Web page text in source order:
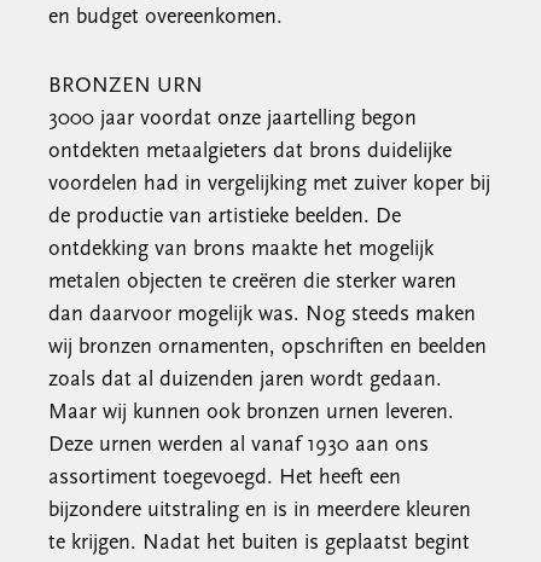
en budget overeenkomen.
BRONZEN URN
3000 jaar voordat onze jaartelling begon
ontdekten metaalgieters dat brons duidelijke
voordelen had in vergelijking met zuiver koper bij
de productie van artistieke beelden. De
ontdekking van brons maakte het mogelijk
metalen objecten te creëren die sterker waren
dan daarvoor mogelijk was. Nog steeds maken
wij bronzen ornamenten, opschriften en beelden
zoals dat al duizenden jaren wordt gedaan.
Maar wij kunnen ook bronzen urnen leveren.
Deze urnen werden al vanaf 1930 aan ons
assortiment toegevoegd. Het heeft een
bijzondere uitstraling en is in meerdere kleuren
te krijgen. Nadat het buiten is geplaatst begint